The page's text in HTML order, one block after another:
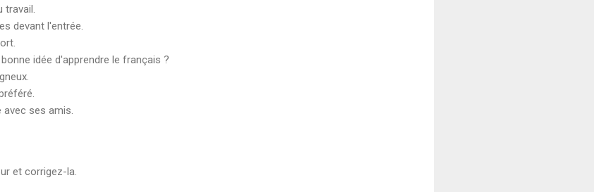
devant l'entrée.
idée d'apprendre le français ?
ses amis.
et corrigez-la.